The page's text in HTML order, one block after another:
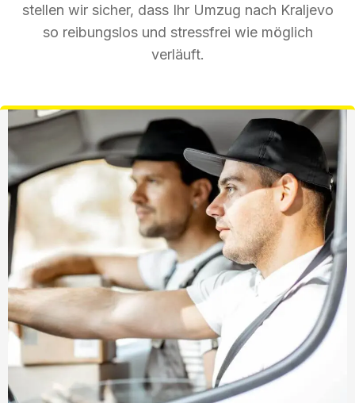
stellen wir sicher, dass Ihr Umzug nach Kraljevo
so reibungslos und stressfrei wie möglich
verläuft.